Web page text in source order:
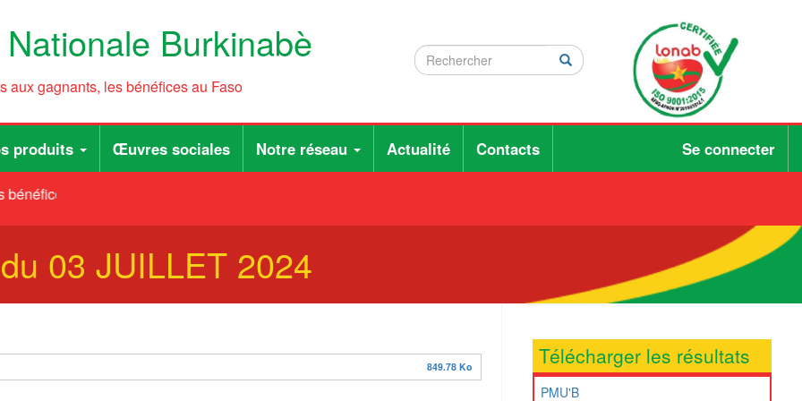
Burkinabè
aux gagnants, les bénéfices au Faso Rechercher
Rechercher Rechercher
produits Œuvres sociales Notre réseau Actualité Contacts Se connecter
au Faso
03 JUILLET 2024
849.78 Ko Télécharger les résultats
PMU'B